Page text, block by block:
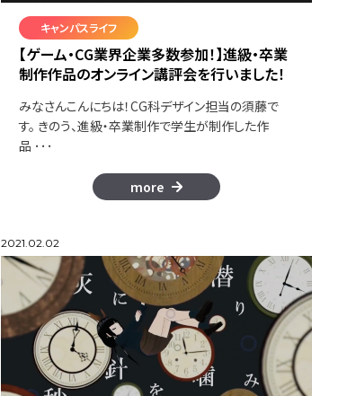
キャンパスライフ
【ゲーム・CG業界企業多数参加！】進級・卒業
制作作品のオンライン講評会を行いました！
みなさんこんにちは！CG科デザイン担当の須藤で
す。 きのう、進級・卒業制作で学生が制作した作
品 ･･･
more
2021.02.02